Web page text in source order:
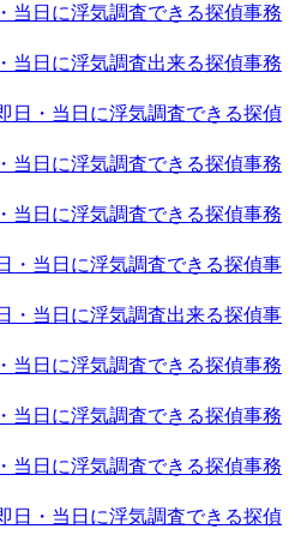
当日に浮気調査できる探偵事務
当日に浮気調査出来る探偵事務
日・当日に浮気調査できる探偵
当日に浮気調査できる探偵事務
当日に浮気調査できる探偵事務
・当日に浮気調査できる探偵事
・当日に浮気調査出来る探偵事
当日に浮気調査できる探偵事務
当日に浮気調査できる探偵事務
当日に浮気調査できる探偵事務
日・当日に浮気調査できる探偵